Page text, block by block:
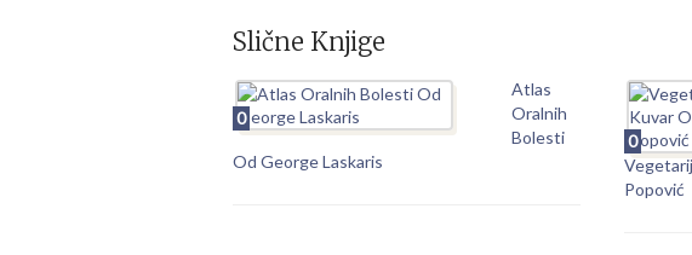
Slične Knjige
0
Atlas
Oralnih
Bolesti
Od George Laskaris
0
Popović